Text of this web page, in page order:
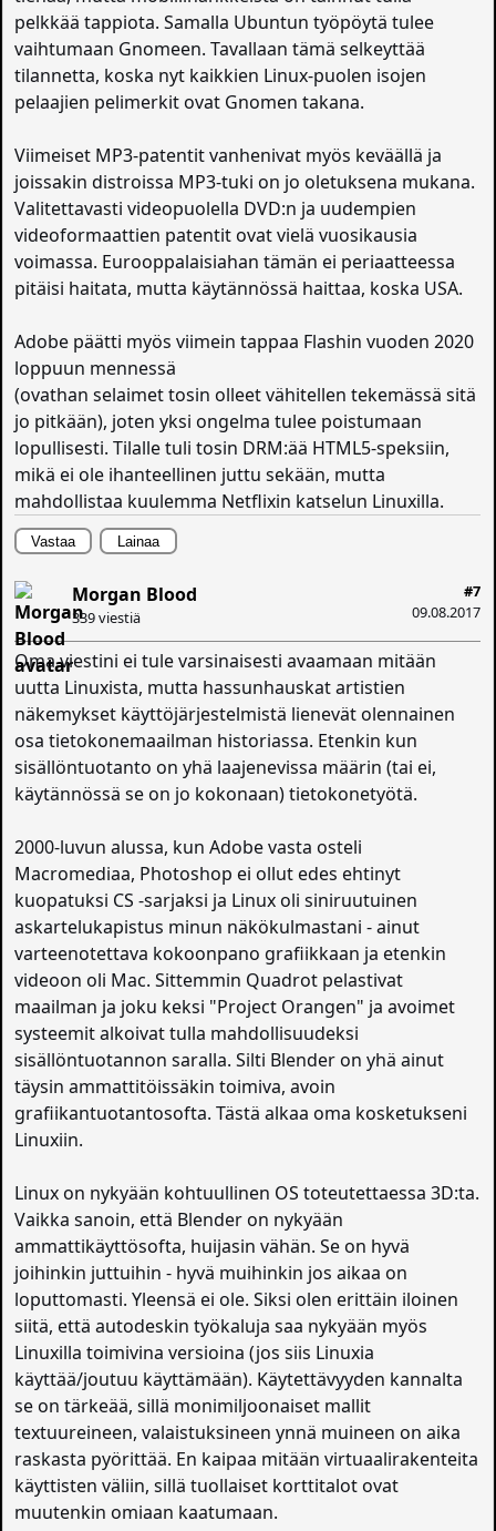
pelkkää tappiota. Samalla Ubuntun työpöytä tulee
vaihtumaan Gnomeen. Tavallaan tämä selkeyttää
tilannetta, koska nyt kaikkien Linux-puolen isojen
pelaajien pelimerkit ovat Gnomen takana.
Viimeiset MP3-patentit vanhenivat myös keväällä ja
joissakin distroissa MP3-tuki on jo oletuksena mukana.
Valitettavasti videopuolella DVD:n ja uudempien
videoformaattien patentit ovat vielä vuosikausia
voimassa. Eurooppalaisiahan tämän ei periaatteessa
pitäisi haitata, mutta käytännössä haittaa, koska USA.
Adobe päätti myös viimein tappaa Flashin vuoden 2020
loppuun mennessä
(ovathan selaimet tosin olleet vähitellen tekemässä sitä
jo pitkään), joten yksi ongelma tulee poistumaan
lopullisesti. Tilalle tuli tosin DRM:ää HTML5-speksiin,
mikä ei ole ihanteellinen juttu sekään, mutta
mahdollistaa kuulemma Netflixin katselun Linuxilla.
Vastaa Lainaa
#7
09.08.2017
Morgan Blood
339 viestiä
Oma viestini ei tule varsinaisesti avaamaan mitään
uutta Linuxista, mutta hassunhauskat artistien
näkemykset käyttöjärjestelmistä lienevät olennainen
osa tietokonemaailman historiassa. Etenkin kun
sisällöntuotanto on yhä laajenevissa määrin (tai ei,
käytännössä se on jo kokonaan) tietokonetyötä.
2000-luvun alussa, kun Adobe vasta osteli
Macromediaa, Photoshop ei ollut edes ehtinyt
kuopatuksi CS -sarjaksi ja Linux oli siniruutuinen
askartelukapistus minun näkökulmastani - ainut
varteenotettava kokoonpano grafiikkaan ja etenkin
videoon oli Mac. Sittemmin Quadrot pelastivat
maailman ja joku keksi "Project Orangen" ja avoimet
systeemit alkoivat tulla mahdollisuudeksi
sisällöntuotannon saralla. Silti Blender on yhä ainut
täysin ammattitöissäkin toimiva, avoin
grafiikantuotantosofta. Tästä alkaa oma kosketukseni
Linuxiin.
Linux on nykyään kohtuullinen OS toteutettaessa 3D:ta.
Vaikka sanoin, että Blender on nykyään
ammattikäyttösofta, huijasin vähän. Se on hyvä
joihinkin juttuihin - hyvä muihinkin jos aikaa on
loputtomasti. Yleensä ei ole. Siksi olen erittäin iloinen
siitä, että autodeskin työkaluja saa nykyään myös
Linuxilla toimivina versioina (jos siis Linuxia
käyttää/joutuu käyttämään). Käytettävyyden kannalta
se on tärkeää, sillä monimiljoonaiset mallit
textuureineen, valaistuksineen ynnä muineen on aika
raskasta pyörittää. En kaipaa mitään virtuaalirakenteita
käyttisten väliin, sillä tuollaiset korttitalot ovat
muutenkin omiaan kaatumaan.